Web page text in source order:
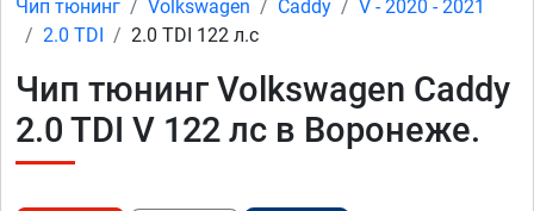
Чип тюнинг Volkswagen Caddy
V - 2020 - 2021
2.0 TDI
2.0 TDI 122 л.с
Чип тюнинг Volkswagen Caddy
2.0 TDI V 122 лс в Воронеже.